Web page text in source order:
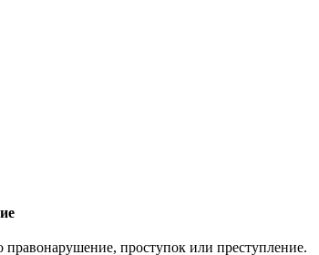
проступок или преступление.